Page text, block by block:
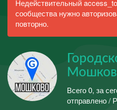
Недействительный
сообщества нужно
повторно.
Всего 0, за
отправлено /